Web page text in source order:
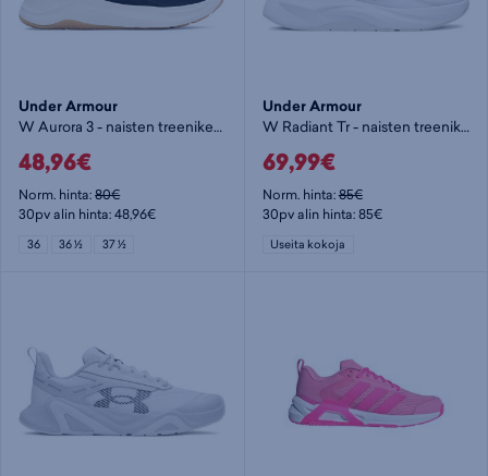
Under Armour
W Aurora 3 - naisten treenikengät
48,96€
Norm. hinta:80€
30pv alin hinta: 48,96€
36 36 ½ 37 ½
Under Armour
W Radiant Tr - naisten treenikengät
69,99€
Norm. hinta:85€
30pv alin hinta: 85€
Useita kokoja